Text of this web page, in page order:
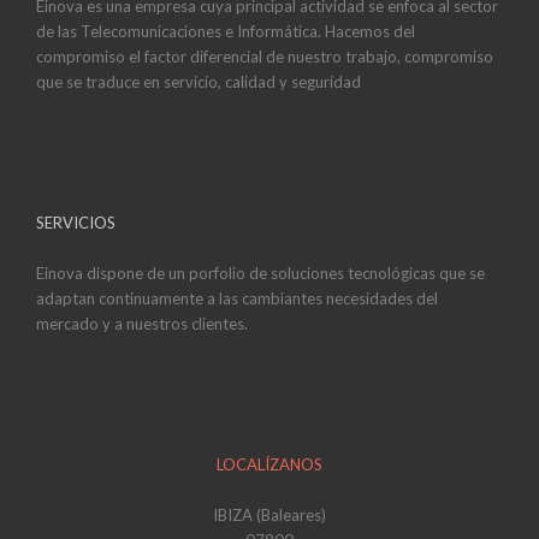
Einova es una empresa cuya principal actividad se enfoca al sector
de las Telecomunicaciones e Informática. Hacemos del
compromiso el factor diferencial de nuestro trabajo, compromiso
que se traduce en servicio, calidad y seguridad
SERVICIOS
Einova dispone de un porfolio de soluciones tecnológicas que se
adaptan continuamente a las cambiantes necesidades del
mercado y a nuestros clientes.
LOCALÍZANOS
IBIZA (Baleares)